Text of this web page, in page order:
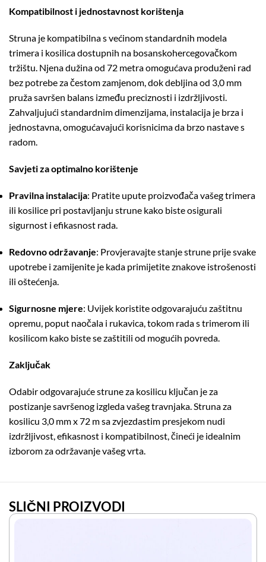
Kompatibilnost i jednostavnost korištenja
Struna je kompatibilna s većinom standardnih modela
trimera i kosilica dostupnih na bosanskohercegovačkom
tržištu. Njena dužina od 72 metra omogućava produženi rad
bez potrebe za čestom zamjenom, dok debljina od 3,0 mm
pruža savršen balans između preciznosti i izdržljivosti.
Zahvaljujući standardnim dimenzijama, instalacija je brza i
jednostavna, omogućavajući korisnicima da brzo nastave s
radom.
Savjeti za optimalno korištenje
Pravilna instalacija: Pratite upute proizvođača vašeg trimera
ili kosilice pri postavljanju strune kako biste osigurali
sigurnost i efikasnost rada.
Redovno održavanje: Provjeravajte stanje strune prije svake
upotrebe i zamijenite je kada primijetite znakove istrošenosti
ili oštećenja.
Sigurnosne mjere: Uvijek koristite odgovarajuću zaštitnu
opremu, poput naočala i rukavica, tokom rada s trimerom ili
kosilicom kako biste se zaštitili od mogućih povreda.
Zaključak
Odabir odgovarajuće strune za kosilicu ključan je za
postizanje savršenog izgleda vašeg travnjaka.Struna za
kosilicu 3,0 mm x 72 m sa zvjezdastim presjekom nudi
izdržljivost, efikasnost i kompatibilnost, čineći je idealnim
izborom za održavanje vašeg vrta.
SLIČNI PROIZVODI